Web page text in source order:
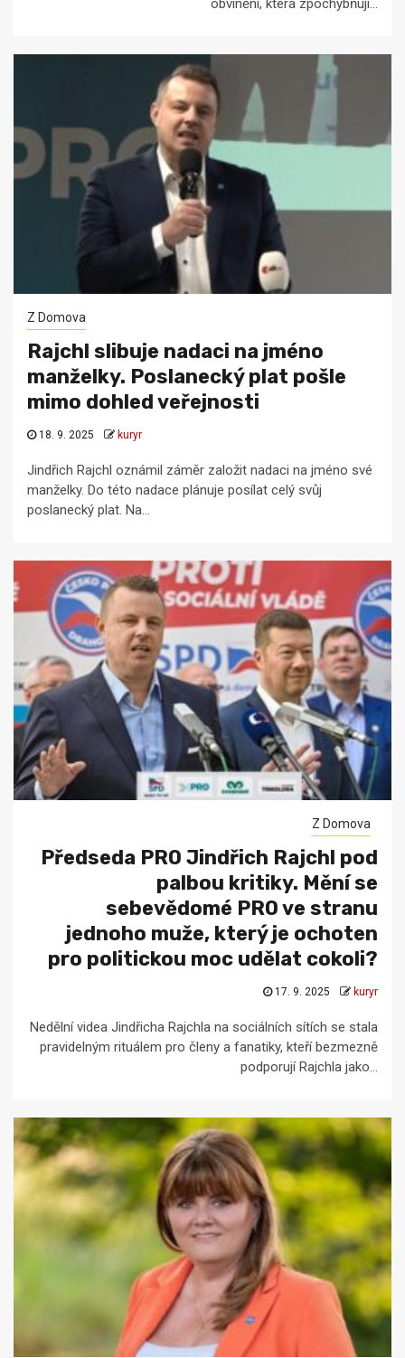
obvinění, která zpochybňují...
Z Domova
Rajchl slibuje nadaci na jméno
manželky. Poslanecký plat pošle
mimo dohled veřejnosti
18. 9. 2025 kuryr
Jindřich Rajchl oznámil záměr založit nadaci na jméno své
manželky. Do této nadace plánuje posílat celý svůj
poslanecký plat. Na...
Z Domova
Předseda PRO Jindřich Rajchl pod
palbou kritiky. Mění se
sebevědomé PRO ve stranu
jednoho muže, který je ochoten
pro politickou moc udělat cokoli?
17. 9. 2025 kuryr
Nedělní videa Jindřicha Rajchla na sociálních sítích se stala
pravidelným rituálem pro členy a fanatiky, kteří bezmezně
podporují Rajchla jako...